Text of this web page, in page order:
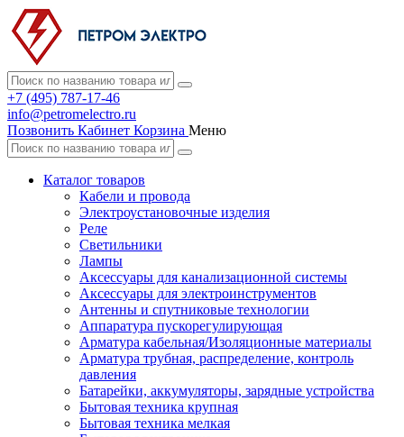
+7 (495) 787-17-46
info@petromelectro.ru
Позвонить Кабинет Корзина Меню
Каталог товаров
Кабели и провода
Электроустановочные изделия
Реле
Светильники
Лампы
Аксессуары для канализационной системы
Аксессуары для электроинструментов
Антенны и спутниковые технологии
Аппаратура пускорегулирующая
Арматура кабельная/Изоляционные материалы
Арматура трубная, распределение, контроль
давления
Батарейки, аккумуляторы, зарядные устройства
Бытовая техника крупная
Бытовая техника мелкая